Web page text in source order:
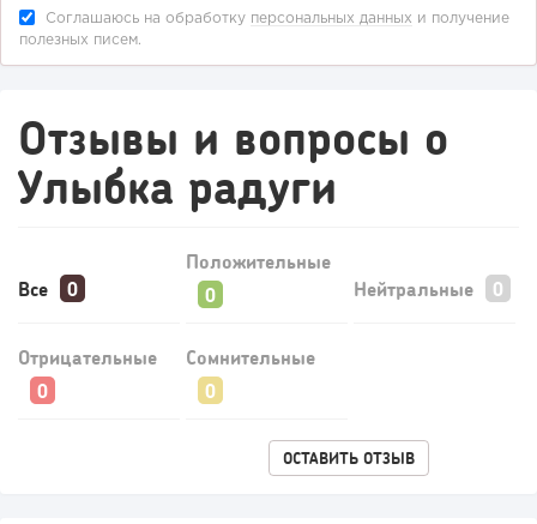
Конференции августа 2026: лучшие мероприятия месяца
Соглашаюсь на обработку персональных данных и получение
полезных писем.
Отзывы и вопросы о
Улыбка радуги
Все
Положительные
Нейтральные
Отрицательные Сомнительные
ОСТАВИТЬ ОТЗЫВ